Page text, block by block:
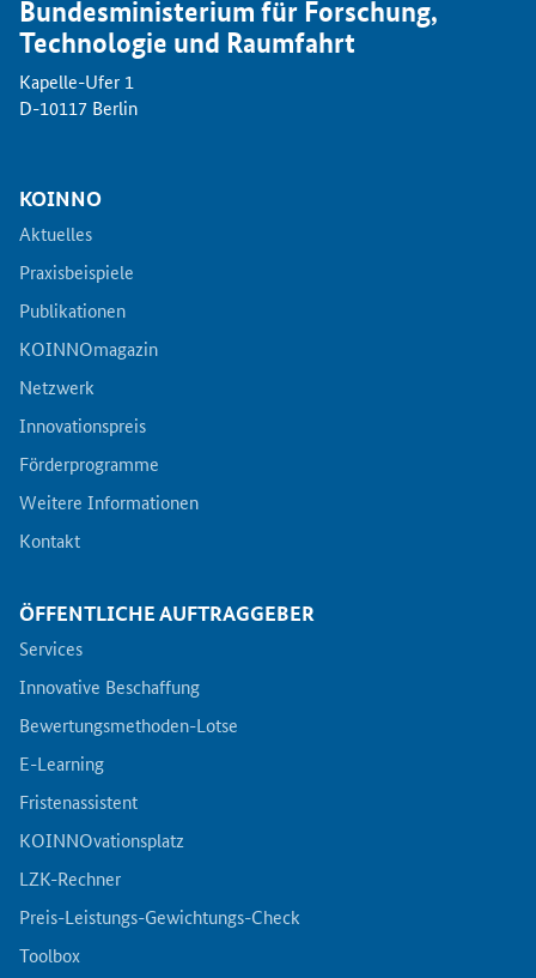
Innovationspreis
Förderprogramme
Kontakt
Öffentliche Auftraggeber
Innovative Beschaffung
Bewertungsmethoden-Lotse
E-Learning
Fristenassistent
LZK-Rechner
Preis-Leistungs-Gewichtungs-Check
Toolbox
Bundesministerium für Forschung,
Technologie und Raumfahrt
Kapelle-Ufer 1
D-10117 Berlin
KOINNO
Aktuelles
Praxisbeispiele
Publikationen
KOINNOmagazin
Netzwerk
Innovationspreis
Förderprogramme
Weitere Informationen
Kontakt
ÖFFENTLICHE AUFTRAGGEBER
Services
Innovative Beschaffung
Bewertungsmethoden-Lotse
E-Learning
Fristenassistent
KOINNOvationsplatz
LZK-Rechner
Preis-Leistungs-Gewichtungs-Check
Toolbox